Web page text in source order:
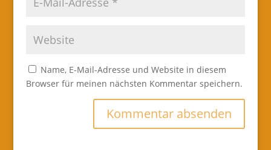
Name, E-Mail-Adresse und Website in diesem
Browser für meinen nächsten Kommentar speichern.